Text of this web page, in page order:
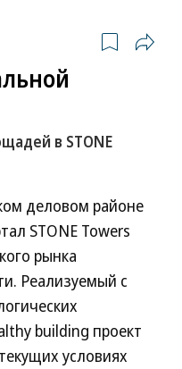
в STONE
деловом районе
STONE Towers
рынка
Реализуемый с
building проект
условиях